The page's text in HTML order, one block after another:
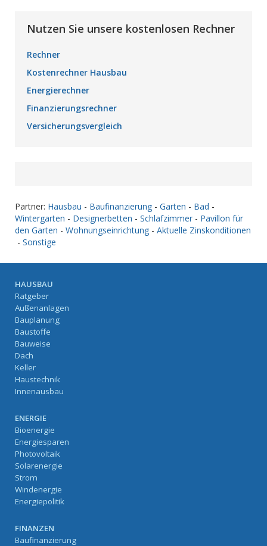
Nutzen Sie unsere kostenlosen Rechner
Rechner
Kostenrechner Hausbau
Energierechner
Finanzierungsrechner
Versicherungsvergleich
Partner: Hausbau - Baufinanzierung - Garten - Bad -
Wintergarten - Designerbetten - Schlafzimmer - Pavillon für
den Garten - Wohnungseinrichtung - Aktuelle Zinskonditionen
- Sonstige
HAUSBAU
Ratgeber
Außenanlagen
Bauplanung
Baustoffe
Bauweise
Dach
Keller
Haustechnik
Innenausbau
ENERGIE
Bioenergie
Energiesparen
Photovoltaik
Solarenergie
Strom
Windenergie
Energiepolitik
FINANZEN
Baufinanzierung